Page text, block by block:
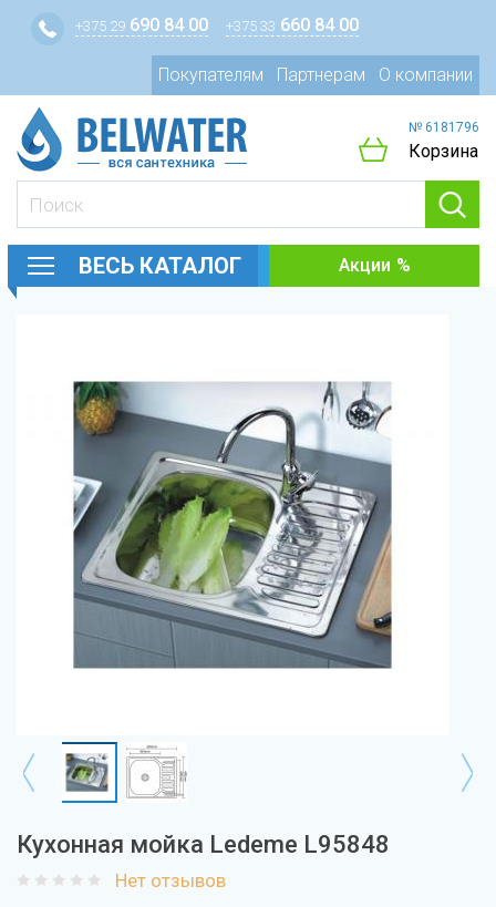
+375 29 690 84 00 +375 33 660 84 00
Покупателям Партнерам О компании
№ 6181796
Корзина
ВЕСЬ КАТАЛОГ Акции
Кухонная мойка Ledeme L95848
Нет отзывов